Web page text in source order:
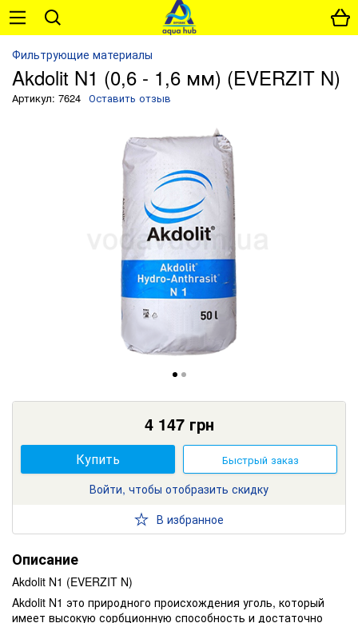
Фильтрующие материалы
Akdolit N1 (0,6 - 1,6 мм) (EVERZIT N)
Артикул: 7624 Оставить отзыв
4 147грн
Купить Быстрый заказ
Войти, чтобы отобразить скидку
В избранное
Описание
Akdolit N1 (EVERZIT N)
Akdolit N1 это природного происхождения уголь, который
имеет высокую сорбционную способность и достаточно